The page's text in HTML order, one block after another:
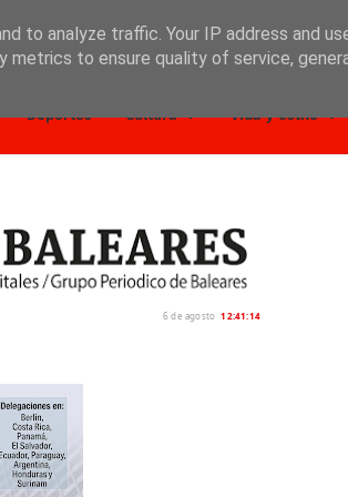
Deportes Cultura Vida y estilo
6 de agosto 12:41:16
to analyze traffic. Your IP address and
metrics to ensure quality of service,